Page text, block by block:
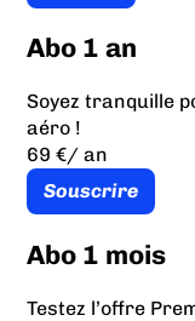
Abo 1 an
Soyez tranquille
aéro !
69 €/ an
Souscrire
Abo 1 mois
Testez l’offre